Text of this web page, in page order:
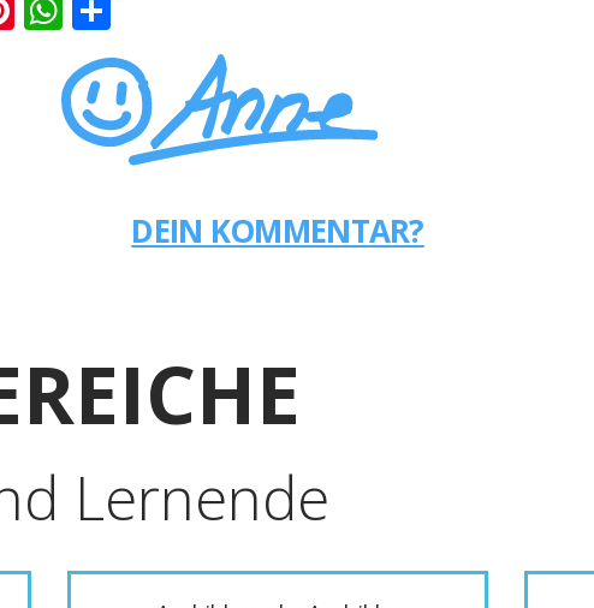
Pinterest
WhatsApp
DEIN KOMMENTAR?
Lernende